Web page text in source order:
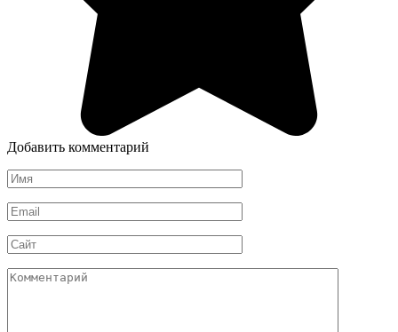
Добавить комментарий
Имя
*
Email
*
Сайт
Комментарий